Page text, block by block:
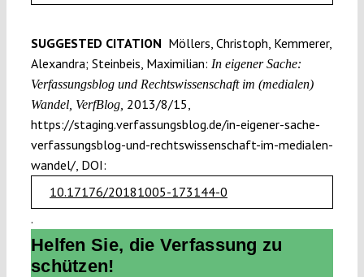
SUGGESTED CITATION Möllers, Christoph, Kemmerer,
Alexandra; Steinbeis, Maximilian: In eigener Sache:
Verfassungsblog und Rechtswissenschaft im (medialen)
Wandel, VerfBlog, 2013/8/15,
https://staging.verfassungsblog.de/in-eigener-sache-
verfassungsblog-und-rechtswissenschaft-im-medialen-
wandel/, DOI:
10.17176/20181005-173144-0
.
Helfen Sie, die Verfassung zu
schützen!